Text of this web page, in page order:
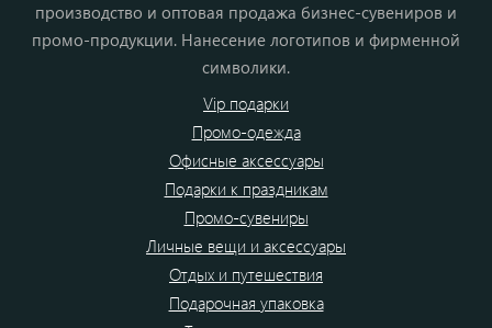
производство и оптовая продажа бизнес-сувениров и
промо-продукции. Нанесение логотипов и фирменной
символики.
Vip подарки
Промо-одежда
Офисные аксессуары
Подарки к праздникам
Промо-сувениры
Личные вещи и аксессуары
Отдых и путешествия
Подарочная упаковка